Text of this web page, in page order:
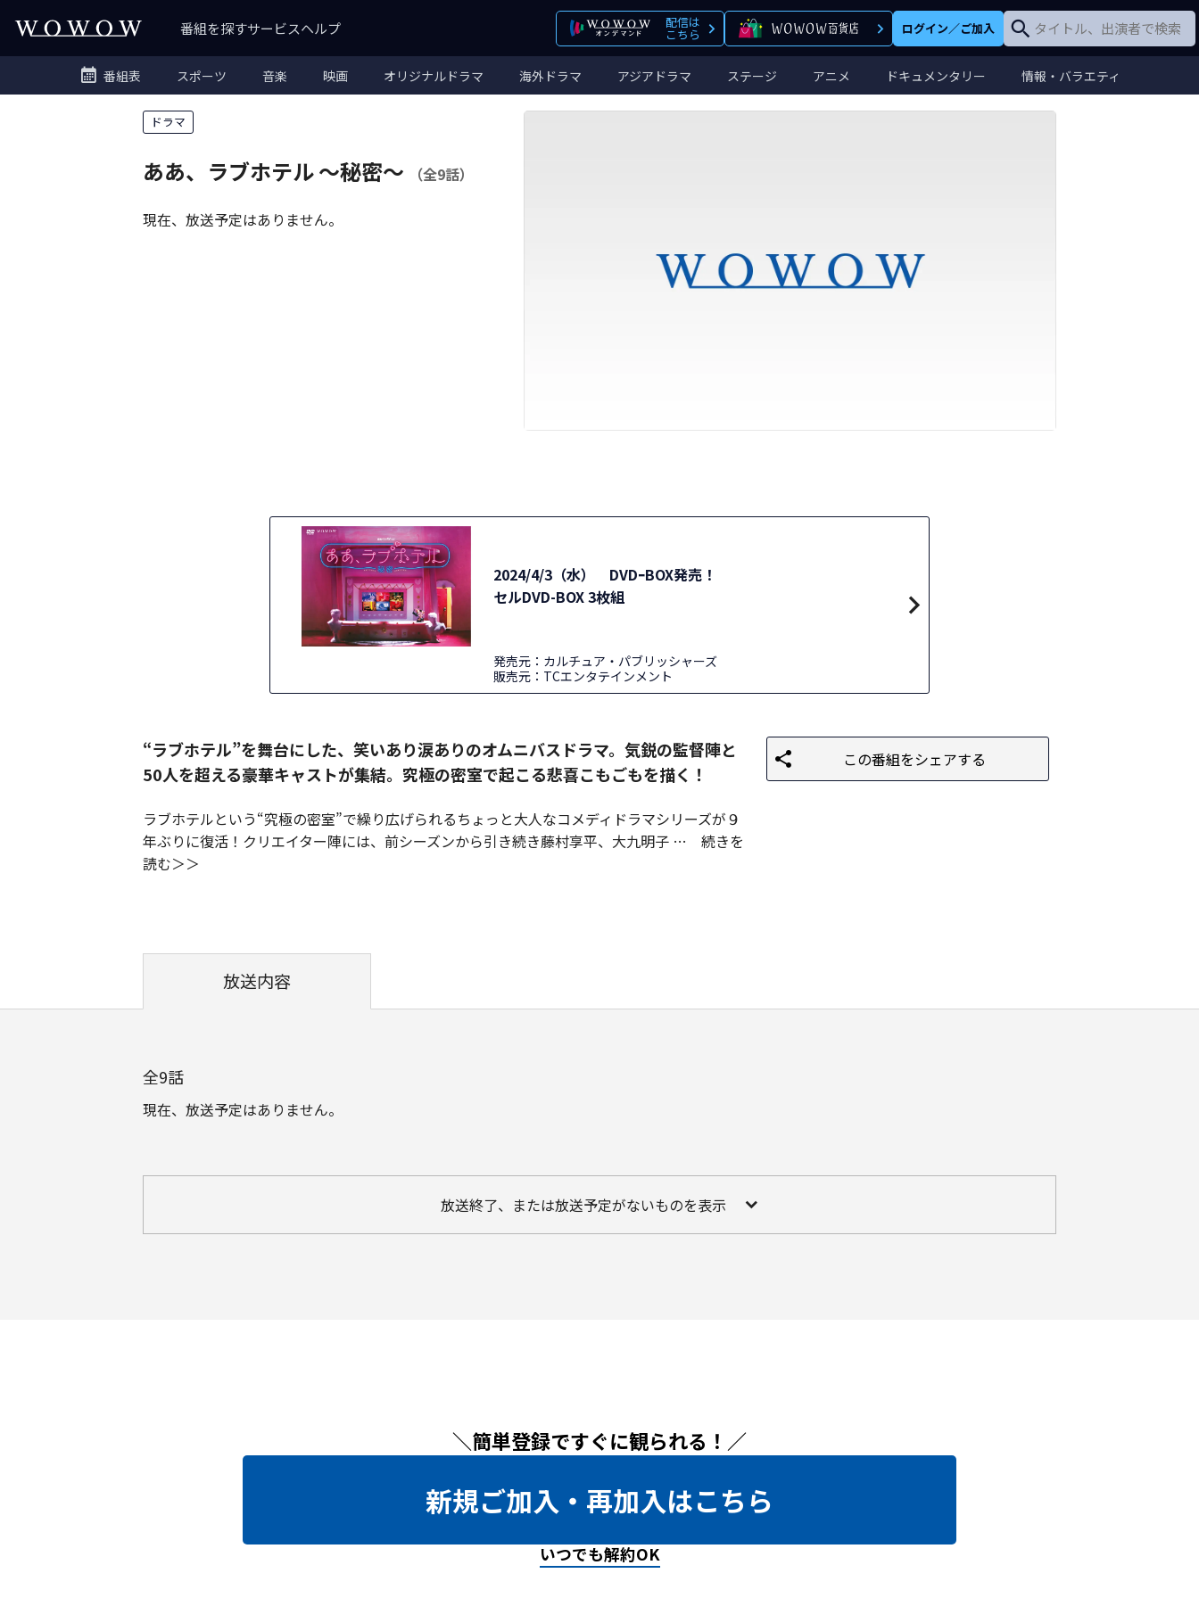
番組を探すサービスヘルプ 配信は
こちら ログイン／ご加入
番組表 スポーツ 音楽 映画 オリジナルドラマ 海外ドラマ アジアドラマ ステージ アニメ ドキュメンタリー 情報・バラエティ
ドラマ
ああ、ラブホテル ～秘密～ （全9話）
現在、放送予定はありません。
2024/4/3（水） DVDｰBOX発売！
セルDVD-BOX 3枚組
発売元：カルチュア・パブリッシャーズ
販売元：TCエンタテインメント
“ラブホテル”を舞台にした、笑いあり涙ありのオムニバスドラマ。気鋭の監督陣と
50人を超える豪華キャストが集結。究極の密室で起こる悲喜こもごもを描く！
ラブホテルという“究極の密室”で繰り広げられるちょっと大人なコメディドラマシリーズが９
年ぶりに復活！クリエイター陣には、前シーズンから引き続き藤村享平、大九明子
続きを
読む
この番組をシェアする
放送内容
全9話
現在、放送予定はありません。
放送終了、または放送予定がないものを表示
＼簡単登録ですぐに観られる！／
新規ご加入・再加入はこちら
いつでも解約OK